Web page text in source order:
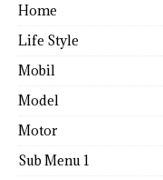
Home
Life Style
Mobil
Model
Motor
Sub Menu 1